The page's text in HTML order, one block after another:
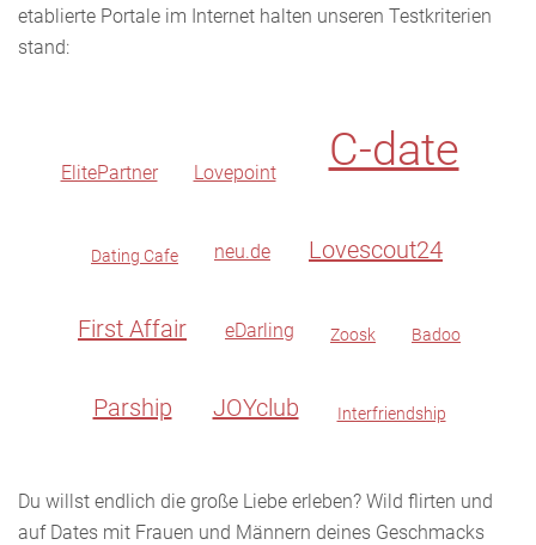
etablierte Portale im Internet halten unseren Testkriterien
stand:
ElitePartner Lovepoint C-date
Dating Cafe neu.de Lovescout24
First Affair eDarling Zoosk Badoo
Parship JOYclub Interfriendship
Du willst endlich die große Liebe erleben? Wild flirten und
auf Dates mit Frauen und Männern deines Geschmacks